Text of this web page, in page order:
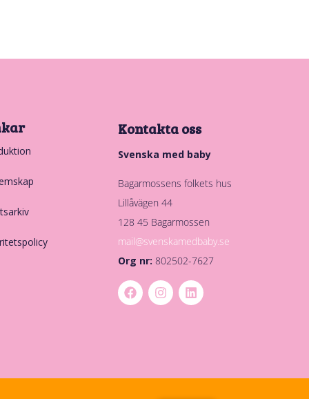
Kontakta oss
Svenska med baby
Bagarmossens folkets hus
Lillåvägen 44
128 45 Bagarmossen
mail@svenskamedbaby.se
Org nr: 802502-7627